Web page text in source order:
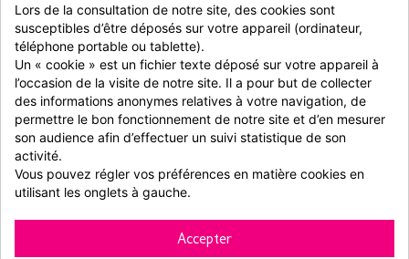
primordiale à ne pas rater. Mes-Verrines.com vous propose sa
gamme professionnelle de passoires et chinois en inox. Le matériel
decuisine proposéest à la fois Design, ergonomique, très résistant et
lavable facilement.
Que vous désiriez préparer des soupes ou des sauces nos ustensiles
de filtration seront idéaux pour vous accompagner dans le temps.
Découvrez également la passoiretamis
professionnelle
transformer vos aliments facilement afin de réaliser vos plats.
Lors de la consultation de notre site, des cookies sont
susceptibles d’être déposés sur votre appareil (ordinateur,
téléphone portable ou tablette).
Un « cookie » est un fichier texte déposé sur votre appareil à
l’occasion de la visite de notre site. Il a pour but de collecter
des informations anonymes relatives à votre navigation, de
permettre le bon fonctionnement de notre site et d’en mesurer
son audience afin d’effectuer un suivi statistique de son
activité.
Vous pouvez régler vos préférences en matière cookies en
utilisant les onglets à gauche.
Accepter